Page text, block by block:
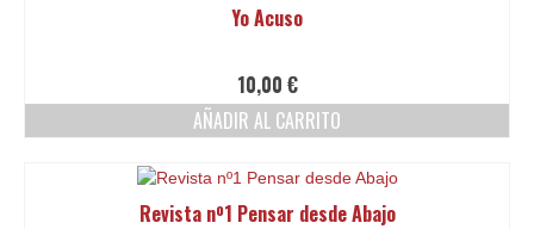
múltiples
Las
opciones
se
la
Yo Acuso
10,00 €
AÑADIR AL CARRITO
Revista nº1 Pensar desde Abajo